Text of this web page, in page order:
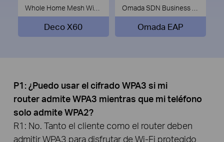
Deco X60 Omada EAP
P1: ¿Puedo usar el cifrado WPA3 si mi
router admite WPA3 mientras que mi teléfono
solo admite WPA2?
R1: No. Tanto el cliente como el router deben
admitir WPA3 para disfrutar de Wi-Fi protegido